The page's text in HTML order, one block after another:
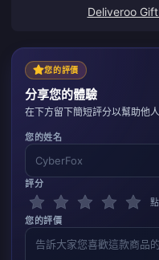
Deliveroo
您的評價
分享您的體驗
在下方留下簡短評分以幫助他人
您的姓名
評分
您的評價